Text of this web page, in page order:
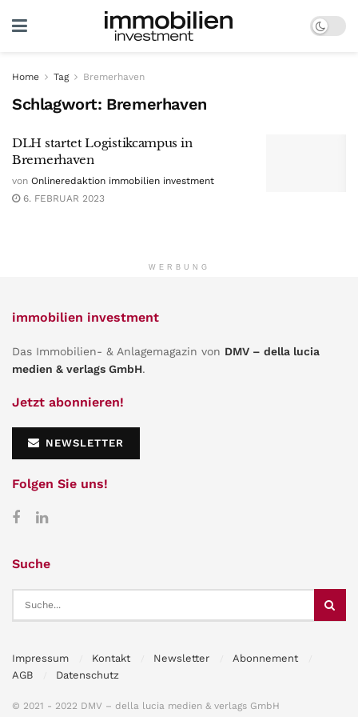
Home Tag Bremerhaven
Schlagwort: Bremerhaven
DLH startet Logistikcampus in
Bremerhaven
von Onlineredaktion immobilien investment
6. FEBRUAR 2023
WERBUNG
immobilien investment
Das Immobilien- & Anlagemagazin von DMV – della lucia
medien & verlags GmbH.
Jetzt abonnieren!
NEWSLETTER
Folgen Sie uns!
Suche
Impressum Kontakt Newsletter
Abonnement
AGB
Datenschutz
© 2021 - 2022 DMV – della lucia medien & verlags GmbH